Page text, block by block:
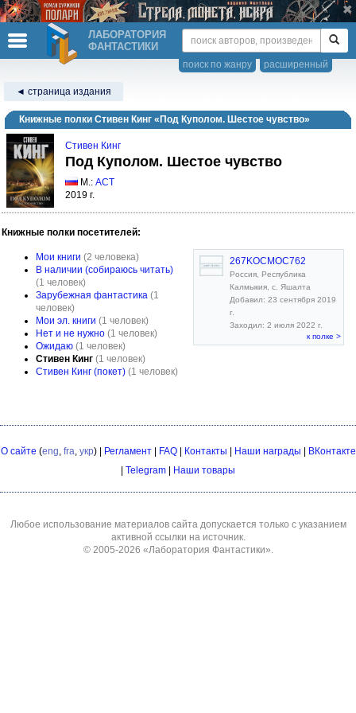
ЛАБОРАТОРИЯ
ФАНТАСТИКИ
расширенный
поиск по жанру
◄ страница издания
Книжные полки Стивен Кинг «Под Куполом. Шестое чувство»
Стивен Кинг
Под Куполом. Шестое чувство
М.: АСТ
2019 г.
Книжные полки посетителей:
Мои книги (2 человека)
В наличии (собираюсь читать)
(1 человек)
Зарубежная фантастика (1
человек)
Мои эл. книги (1 человек)
Нет и не нужно (1 человек)
Ожидаю (1 человек)
Стивен Кинг (1 человек)
Стивен Кинг (покет) (1 человек)
267KOCMOC762
Россия, Республика
Калмыкия, с. Яшалта
Добавил: 23 сентября 2019
г.
Заходил: 2 июля 2022 г.
к полке >
О сайте (eng, fra, укр) | Регламент| FAQ| Контакты Наши награды
ВКонтакте
Telegram Наши товары
Любое использование материалов сайта допускается только с указанием
активной ссылки на источник.
© 2005-2026 «Лаборатория Фантастики».